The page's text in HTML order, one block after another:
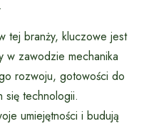
tej branży, kluczowe jest
w zawodzie mechanika
rozwoju, gotowości do
się technologii.
umiejętności i budują